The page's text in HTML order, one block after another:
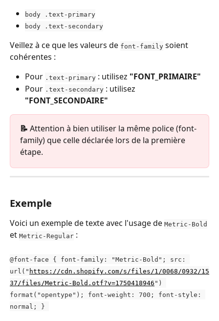
body .text-primary
body .text-secondary
Veillez à ce que les valeurs de font-family soient
cohérentes :
Pour .text-primary : utilisez "FONT_PRIMAIRE"
Pour .text-secondary : utilisez
"FONT_SECONDAIRE"
📝 Attention à bien utiliser la même police (font-
family) que celle déclarée lors de la première
étape.
Exemple
Voici un exemple de texte avec l'usage de Metric-Bold
et Metric-Regular :
@font-face { font-family: "Metric-Bold"; src:
url(" https://cdn.shopify.com/s/files/1/0068/0932/15
37/files/Metric-Bold.otf?v=1750418946 ")
format("opentype"); font-weight: 700; font-style:
normal; }